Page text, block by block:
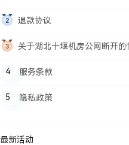
退款协议
关于湖北十堰机房公网断开的
服务条款
隐私政策
最新活动